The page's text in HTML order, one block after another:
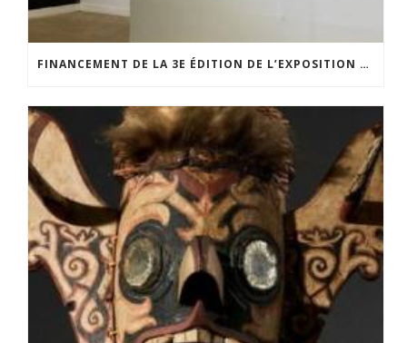
FINANCEMENT DE LA 3E ÉDITION DE L’EXPOSITION DU PRIX POUR LA PHOTOGRAPHIE PAR LE CERCLE POUR LA PHOTOGRAPHIE ET L’ART CONTEMPORAIN